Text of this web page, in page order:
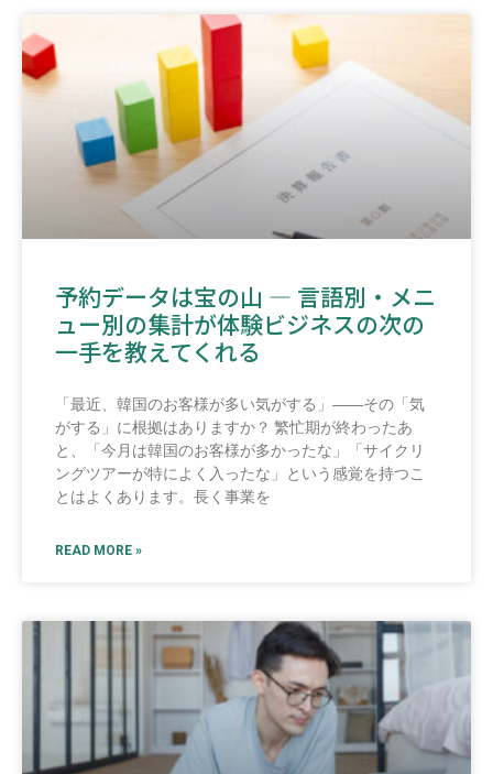
予約データは宝の山 ― 言語別・メニ
ュー別の集計が体験ビジネスの次の
一手を教えてくれる
「最近、韓国のお客様が多い気がする」――その「気
がする」に根拠はありますか？ 繁忙期が終わったあ
と、「今月は韓国のお客様が多かったな」「サイクリ
ングツアーが特によく入ったな」という感覚を持つこ
とはよくあります。長く事業を
READ MORE »